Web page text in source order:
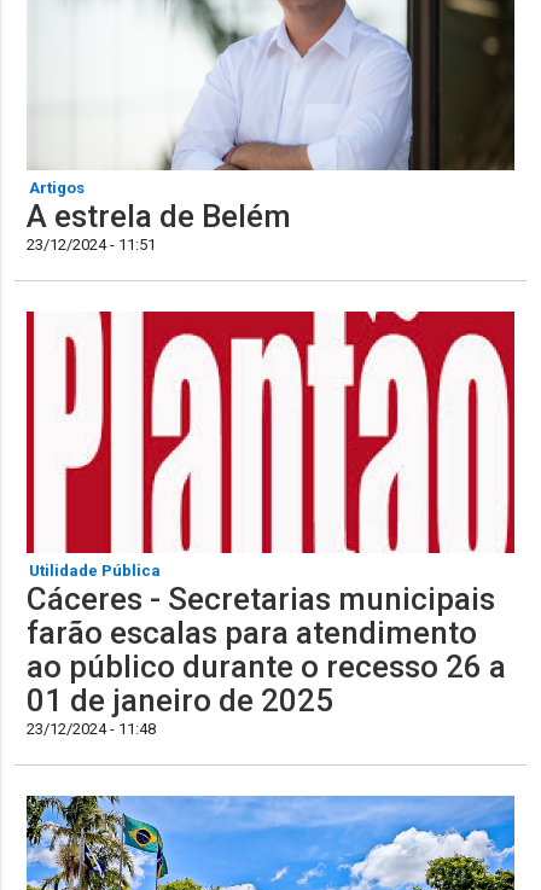
Artigos
A estrela de Belém
23/12/2024 - 11:51
Utilidade Pública
Cáceres - Secretarias municipais
farão escalas para atendimento
ao público durante o recesso 26 a
01 de janeiro de 2025
23/12/2024 - 11:48